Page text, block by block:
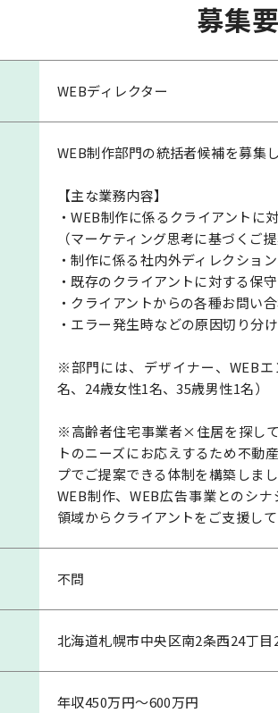
募集
WEBディレクター
WEB制作部門の統括者候補を募集し
【主な業務内容】
・WEB制作に係るクライアントに
（マーケティング思考に基づくご
・制作に係る社内外ディレクショ
・既存のクライアントに対する保
・クライアントからの各種お問い
・エラー発生時などの原因切り分
※部門には、デザイナー、WEB
名、24歳女性1名、35歳男性1名）
※高齢者住宅事業者×住居を探し
トのニーズにお応えするため不動
プでご提案できる体制を構築しまし
WEB制作、WEB広告事業とのシ
領域からクライアントをご支援して
不問
北海道札幌市中央区南2条西24丁
年収450万円～600万円